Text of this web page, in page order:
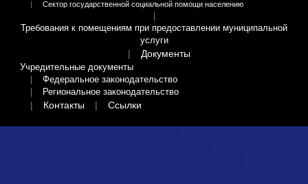
Сектор государственной социальной помощи населению
Требования к помещениям при предоставлении муниципальной
услуги
Документы
Учредительные документы
Федеральное законодательство
Региональное законодательство
Контакты Ссылки